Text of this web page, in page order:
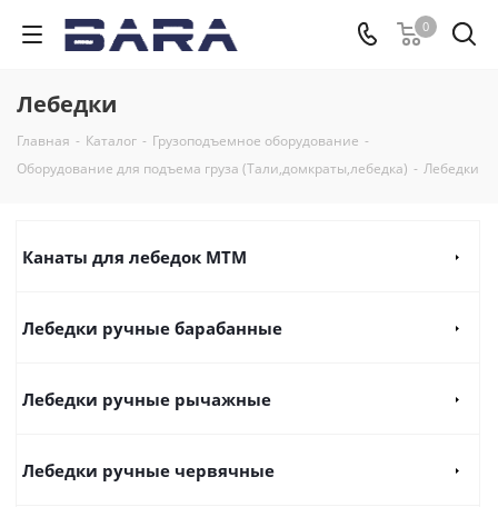
0
Лебедки
Главная - Каталог - Грузоподъемное оборудование -
Оборудование для подъема груза (Тали,домкраты,лебедка) - Лебедки
Канаты для лебедок MTM
Лебедки ручные барабанные
Лебедки ручные рычажные
Лебедки ручные червячные